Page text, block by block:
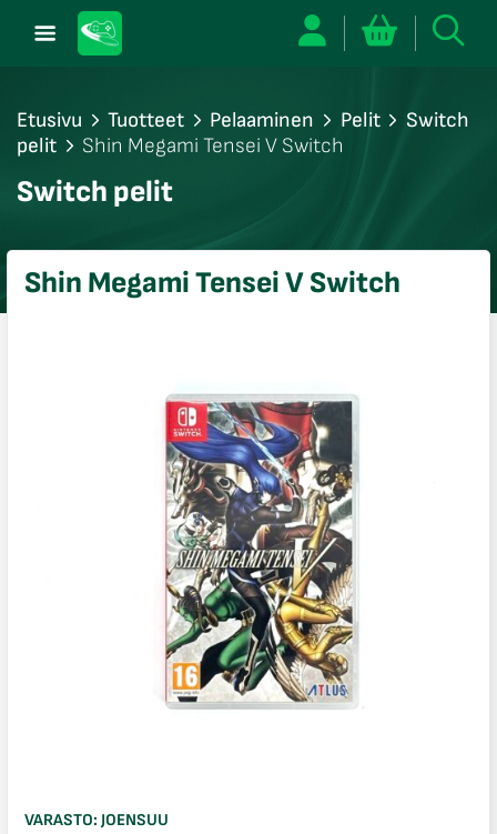
Etusivu Tuotteet Pelaaminen Pelit
Switch
pelit
Shin Megami Tensei V Switch
Switch pelit
Shin Megami Tensei V Switch
VARASTO: JOENSUU
sulje
sulje